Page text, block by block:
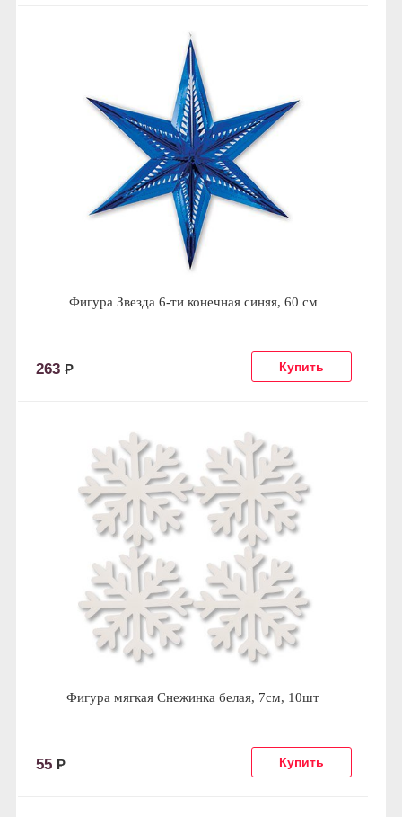
Фигура Звезда 6-ти конечная синяя, 60 см
263 Р
Фигура мягкая Снежинка белая, 7см, 10шт
55 Р